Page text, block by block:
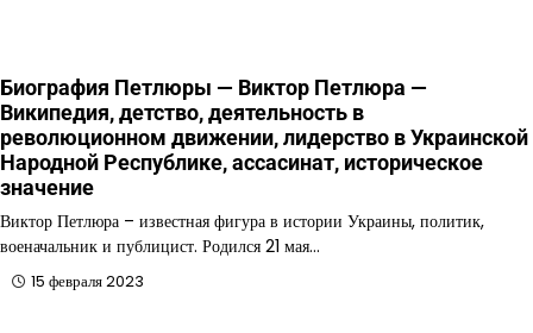
Биография Петлюры — Виктор Петлюра —
Википедия, детство, деятельность в
революционном движении, лидерство в Украинской
Народной Республике, ассасинат, историческое
значение
Виктор Петлюра – известная фигура в истории Украины, политик,
военачальник и публицист. Родился 21 мая…
15 февраля 2023